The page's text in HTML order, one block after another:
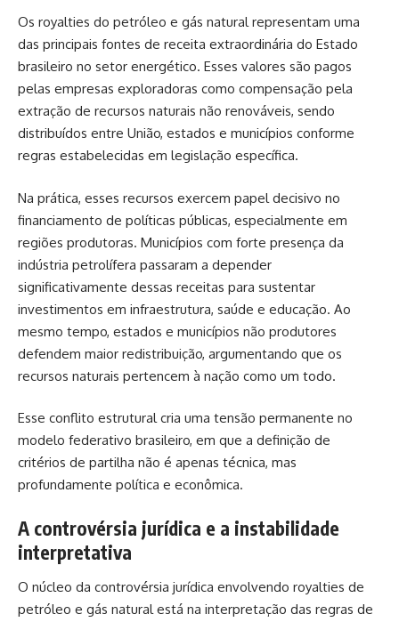
Os royalties do petróleo e gás natural representam uma
das principais fontes de receita extraordinária do Estado
brasileiro no setor energético. Esses valores são pagos
pelas empresas exploradoras como compensação pela
extração de recursos naturais não renováveis, sendo
distribuídos entre União, estados e municípios conforme
regras estabelecidas em legislação específica.
Na prática, esses recursos exercem papel decisivo no
financiamento de políticas públicas, especialmente em
regiões produtoras. Municípios com forte presença da
indústria petrolífera passaram a depender
significativamente dessas receitas para sustentar
investimentos em infraestrutura, saúde e educação. Ao
mesmo tempo, estados e municípios não produtores
defendem maior redistribuição, argumentando que os
recursos naturais pertencem à nação como um todo.
Esse conflito estrutural cria uma tensão permanente no
modelo federativo brasileiro, em que a definição de
critérios de partilha não é apenas técnica, mas
profundamente política e econômica.
A controvérsia jurídica e a instabilidade
interpretativa
O núcleo da controvérsia jurídica envolvendo royalties de
petróleo e gás natural está na interpretação das regras de